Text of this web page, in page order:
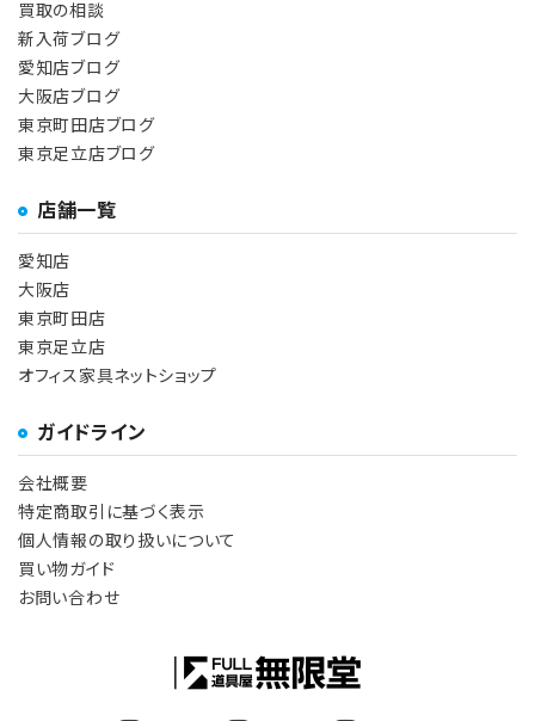
買取の相談
新入荷ブログ
愛知店ブログ
大阪店ブログ
東京町田店ブログ
東京足立店ブログ
店舗一覧
愛知店
大阪店
東京町田店
東京足立店
オフィス家具ネットショップ
ガイドライン
会社概要
特定商取引に基づく表示
個人情報の取り扱いについて
買い物ガイド
お問い合わせ